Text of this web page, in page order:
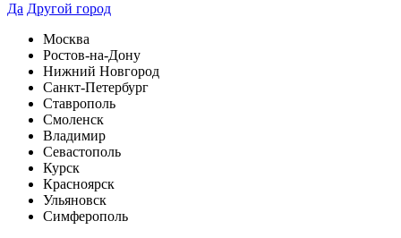
Да Другой город
Москва
Ростов-на-Дону
Нижний Новгород
Санкт-Петербург
Ставрополь
Смоленск
Владимир
Севастополь
Курск
Красноярск
Ульяновск
Симферополь